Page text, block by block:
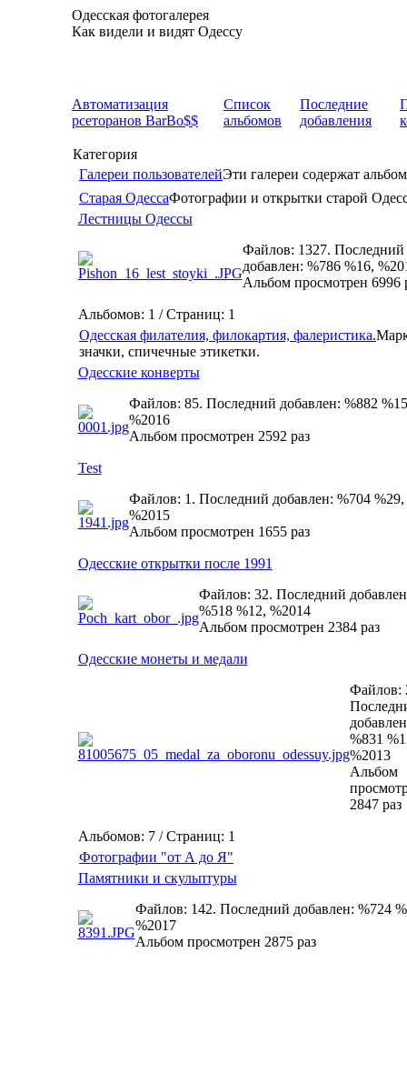
Одесская фотогалерея
Как видели и видят Одессу
Автоматизация
рсеторанов BarBo$$
Список
альбомов
Последние
добавления
Категория
Галереи пользователейЭти галереи содержат
Старая ОдессаФотографии и открытки старой
Лестницы Одессы
Файлов: 1327. Последний
добавлен: %786 %16,
Альбом просмотрен 6996
Альбомов: 1 / Страниц: 1
Одесская филателия, филокартия, фалеристика.
значки, спичечные этикетки.
Одесские конверты
Файлов: 85. Последний добавлен: %882
%2016
Альбом просмотрен 2592 раз
Test
Файлов: 1. Последний добавлен: %704 %29,
%2015
Альбом просмотрен 1655 раз
Одесские открытки после 1991
Файлов: 32. Последний
%518 %12, %2014
Альбом просмотрен 2384 раз
Одесские монеты и медали
Файлов:
%831
%2013
Альбом
2847 раз
Альбомов: 7 / Страниц: 1
Фотографии "от А до Я"
Памятники и скульптуры
Файлов: 142. Последний добавлен: %724
%2017
Альбом просмотрен 2875 раз